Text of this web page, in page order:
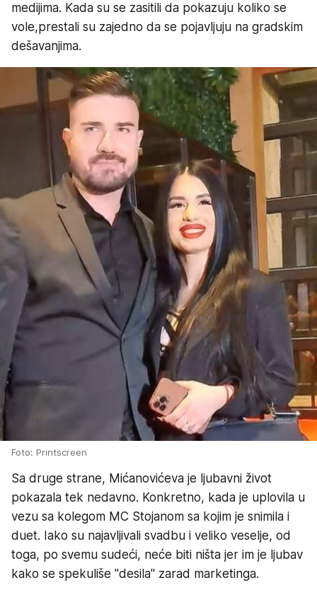
medijima. Kada su se zasitili da pokazuju koliko se
vole,prestali su zajedno da se pojavljuju na gradskim
dešavanjima.
Foto: Printscreen
Sa druge strane, Mićanovićeva je ljubavni život
pokazala tek nedavno. Konkretno, kada je uplovila u
vezu sa kolegom MC Stojanom sa kojim je snimila i
duet. Iako su najavljivali svadbu i veliko veselje, od
toga, po svemu sudeći, neće biti ništa jer im je ljubav
kako se spekuliše "desila" zarad marketinga.